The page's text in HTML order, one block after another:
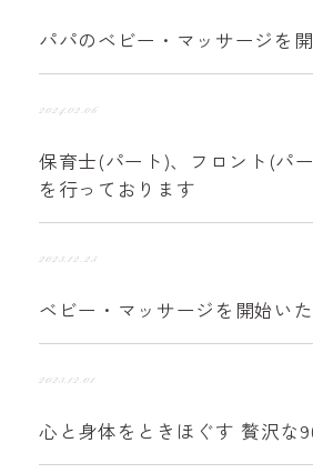
パパのベビー・マッサージを
2024.02.06
保育士(パート)、フロント(パ
を行っております
2023.12.25
ベビー・マッサージを開始い
2023.12.01
心と身体をときほぐす 贅沢な